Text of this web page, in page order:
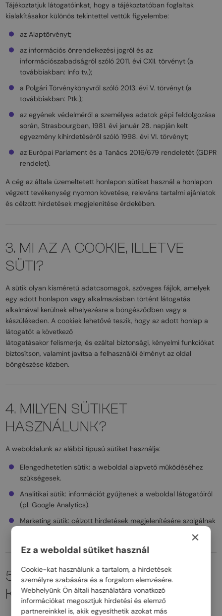
Tájékoztatjuk látogatóinkat, hogy a tájékoztatóban foglaltak
kialakításakor különös tekintettel vettük figyelembe:
az Alaptörvényt;
az információs önrendelkezési jogról és az
információszabadságról szóló 2011. évi CXII. törvényt (a
továbbiakban: Info tv.);
a Polgári Törvénykönyvről szóló 2013. évi V. törvényt (a
továbbiakban: Ptk.);
az egyének védelméről a személyes adatok gépi feldolgozása
során, Strasbourgban, 1981. évi január 28. napján kelt
egyezmény kihirdetéséről szóló 1998. évi VI. törvényt;
az Európai Parlament és a Tanács 2016/679 rendeletét (GDPR
rendelet).
A cég az általa üzemeltetett honlapon sütiket használ a honlapon
végzett tevékenység nyomon követése, releváns tartalmi ajánlatok
és célzott hirdetések megjelenítése érdekében.
3. MI AZ A COOKIE, ILLETVE
SÜTI?
A sütik olyan kisméretű adatcsomagok, szöveges fájlok, amelyek
egy adott honlapon vagy alkalmazásban történt látogatás
alkalmával kerülnek elhelyezésre a böngésződben vagy a
készülékeden. A cookiek lehetővé teszik, hogy az adott honlap a
látogatót a következő
látogatásakor felismerje, és ezáltal biztonsági, kényelmi funkciókat
biztosítson, valamint javítsa a felhasználói élményt az oldal
böngészése közben.
4. MILYEN SÜTIKET
HASZNÁLUNK?
A weboldalunk az alábbi típusú sütiket használja:
Elengedhetetlen sütik: a weboldal alapvető működéséhez
szükségesek.
Analitikai sütik: információt gyűjtenek a weboldal látogatóiról
(pl. Google Analytics).
Marketing sütik: célzott hirdetések megjelenítésére szolgálnak
5. SÜTIK IRÁNYÍTÁSA ÉS
KEZELÉSE
×
Ez a weboldal sütiket használ
Cookie-kat használunk a tartalom, a hirdetések
személyre szabására és a forgalom elemzésére.
Webhelyünk Ön általi használatára vonatkozó
információkat megosztjuk hirdetési és elemző
partnereinkkel is, akik egyesíthetik azokat más